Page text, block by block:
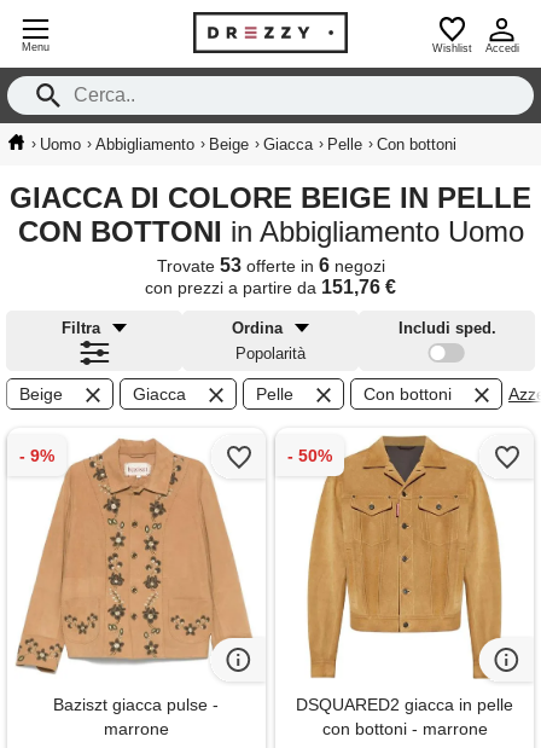
Menu Wishlist Accedi
› Uomo › Abbigliamento › Beige › Giacca › Pelle › Con bottoni
GIACCA DI COLORE BEIGE IN PELLE
CON BOTTONI in Abbigliamento Uomo
Trovate 53offerte in 6negozi
con prezzi a partire da 151,76 €
Filtra
Ordina
Popolarità
Includi sped.
Beige Giacca Pelle Con bottoni
Baziszt giacca pulse -
marrone
DSQUARED2 giacca in pelle
con bottoni - marrone